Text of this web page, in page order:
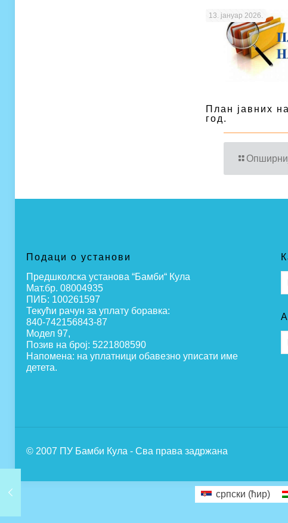
13. јануар 2026.
План јавних
год.
Подаци о установи
Предшколска установа “Бамби“ Кула
Мат.бр. 08004935
ПИБ: 100261597
Текући рачун за уплату боравка:
840-742156843-87
Модел 97,
Позив на број: 5221808590
Напомена: на уплатници обавезно уписати име
детета.
© 2007 ПУ Бамби Кула - Сва права задржана
српски (ћир)